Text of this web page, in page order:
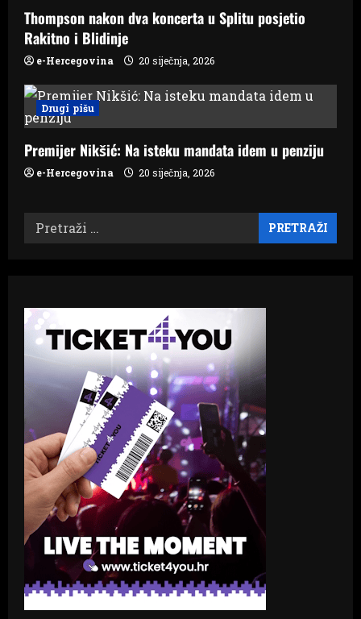
Thompson nakon dva koncerta u Splitu posjetio
Rakitno i Blidinje
e-Hercegovina 20 siječnja, 2026
Drugi pišu
Premijer Nikšić: Na isteku mandata idem u penziju
e-Hercegovina 20 siječnja, 2026
Pretraži: